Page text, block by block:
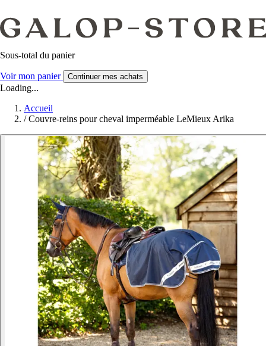
Sous-total du panier
Voir mon panier Continuer mes achats
Loading...
Accueil
/ Couvre-reins pour cheval imperméable LeMieux Arika